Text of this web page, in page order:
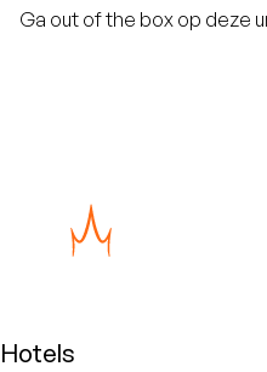
Ga out of the box op deze
Hotels